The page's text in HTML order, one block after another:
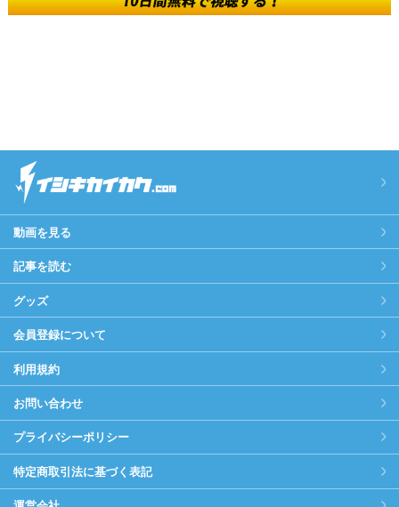
動画を見る
記事を読む
グッズ
会員登録について
利用規約
お問い合わせ
プライバシーポリシー
特定商取引法に基づく表記